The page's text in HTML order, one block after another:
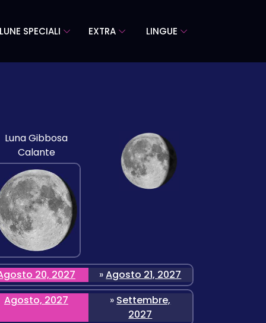
LUNE SPECIALI EXTRA LINGUE
Luna Gibbosa
Calante
20, 2027 »Agosto 21, 2027
Agosto, 2027
» Settembre,
2027